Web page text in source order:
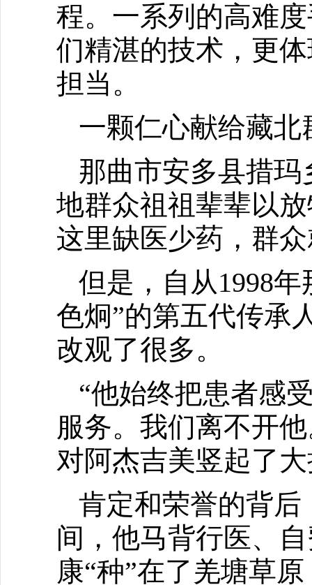
程。一系列的高难
们精湛的技术，更
担当。
一颗仁心献给藏北
那曲市安多县措玛
地群众祖祖辈辈以
这里缺医少药，群
但是，自从1998
色炯”的第五代传承
改观了很多。
“他始终把患者感
服务。我们离不开
对阿杰吉美竖起了
肯定和荣誉的背后
间，他马背行医、
康“种”在了羌塘草